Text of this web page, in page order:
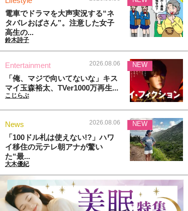
電車でドラマを大声実況する“ネ
タバレおばさん”。注意した女子
高生の...
鈴木詩子
Entertainment 2026.08.06
「俺、マジで向いてないな」キス
マイ玉森裕太、TVer1000万再生...
こじらぶ
NEW
News 2026.08.06
「100ドル札は使えない!?」ハワ
イ移住の元テレ朝アナが驚い
た“最...
大木優紀
NEW